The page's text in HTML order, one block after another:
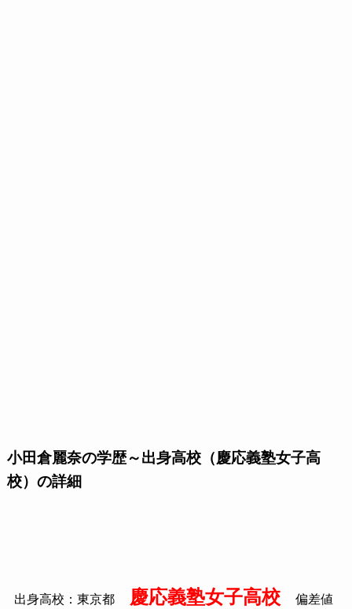
小田倉麗奈の学歴～出身高校（慶応義塾女子高
校）の詳細
出身高校：東京都 慶応義塾女子高校 偏差値